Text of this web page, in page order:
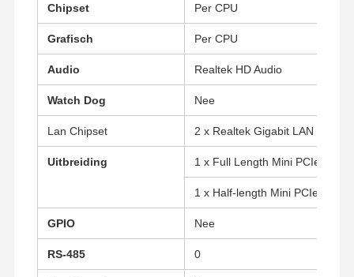
Chipset Per CPU
Grafisch Per CPU
Audio Realtek HD Audio
Watch Dog Nee
Lan Chipset 2 x Realtek Gigabit LAN
Uitbreiding 1 x Full Length Mini PCIe voor
1 x Half-length Mini PCIe voor
GPIO Nee
RS-485 0